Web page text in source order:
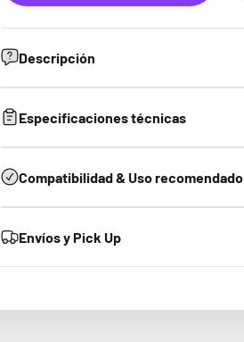
Descripción
Especificaciones técnicas
Compatibilidad & Uso recomendado
Envíos y Pick Up